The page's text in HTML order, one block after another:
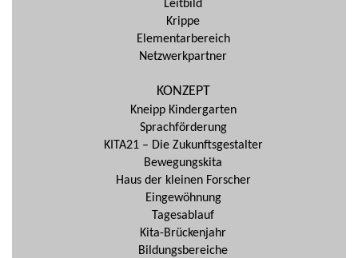
Leitbild
Krippe
Elementarbereich
Netzwerkpartner
KONZEPT
Kneipp Kindergarten
Sprachförderung
KITA21 – Die Zukunftsgestalter
Bewegungskita
Haus der kleinen Forscher
Eingewöhnung
Tagesablauf
Kita-Brückenjahr
Bildungsbereiche